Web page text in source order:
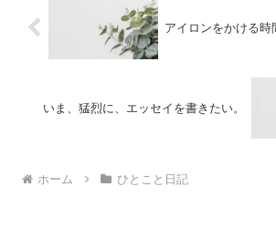
アイロンをかける時
いま、猛烈に、エッセイを書きたい。
ホーム ひとこと日記